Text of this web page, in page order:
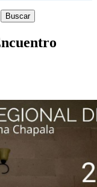
Buscar